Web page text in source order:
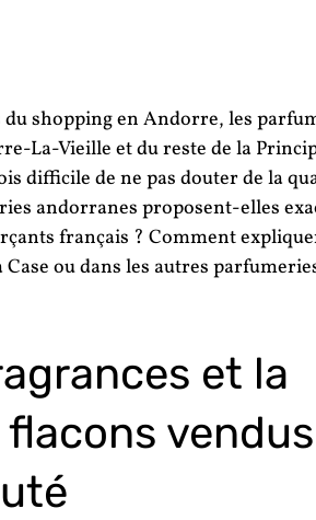
du shopping en Andorre, les
La-Vieille et du reste de la
difficile de ne pas douter de la
andorranes proposent-elles
français ? Comment
ou dans les autres
et la
vendus